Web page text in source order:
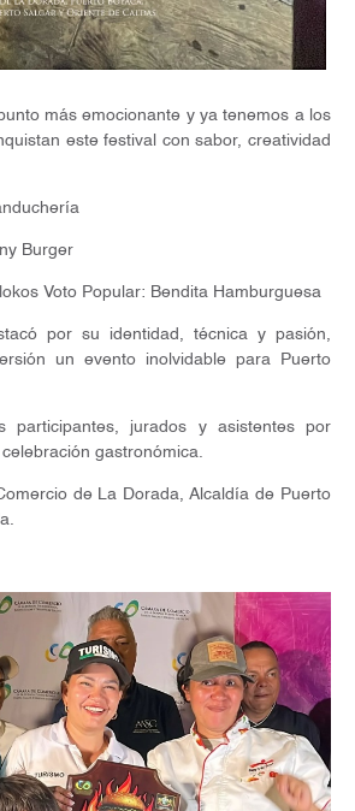
más emocionante y ya tenemos a los
este festival con sabor, creatividad
Burger
Voto Popular: Bendita Hamburguesa
por su identidad, técnica y pasión,
un evento inolvidable para Puerto
participantes, jurados y asistentes por
gastronómica.
de La Dorada, Alcaldía de Puerto